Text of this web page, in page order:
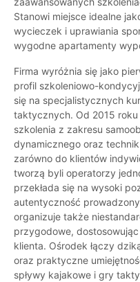
Stanowi miejsce idealne
wycieczek i uprawiania
wygodne apartamenty
Firma wyróżnia się jako
profil szkoleniowo-
się na specjalistycznych
taktycznych. Od 2015 roku
szkolenia z zakresu
dynamicznego oraz
zarówno do klientów
tworzą byli operatorzy
przekłada się na wysoki
autentyczność
organizuje także
przygodowe,
klienta. Ośrodek łączy
oraz praktyczne
spływy kajakowe i gry